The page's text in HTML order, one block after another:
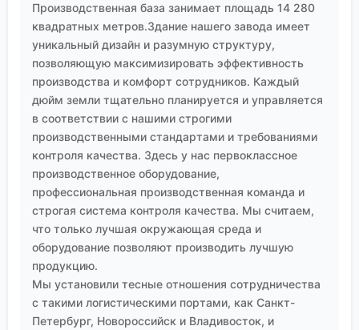
агентдля реакции гидросилилирования. Всё шло
хорошо, пока не попробовали наносить смесь
методом литья под давлением. В какой-то момент
изделия начали выходить с ?рыбьими глазами? —
мелкими неотверждёнными включениями. Долго
искали причину: и сырьё проверяли, и
оборудование. В конце концов выяснилось, что в
цехе использовали сжатый воздух от общей линии,
которая также обслуживала участок
механической обработки, и в воздухе
присутствовали микрокапли смазочно-
охлаждающей жидкости на основе некоторых
аминов. Эти амины, попав в силиконовую смесь,
выступали ядами для катализатора платины,
локально дезактивируя его. Проблему решили
установкой дополнительных фильтров на
Производственная база занимает площадь 14 280
квадратных метров.Здание нашего завода имеет
уникальный дизайн и разумную структуру,
позволяющую максимизировать эффективность
производства и комфорт сотрудников. Каждый
дюйм земли тщательно планируется и управляется
в соответствии с нашими строгими
производственными стандартами и требованиями
контроля качества. Здесь у нас первоклассное
производственное оборудование,
профессиональная производственная команда и
строгая система контроля качества. Мы считаем,
что только лучшая окружающая среда и
оборудование позволяют производить лучшую
продукцию.
Мы установили тесные отношения сотрудничества
с такими логистическими портами, как Санкт-
Петербург, Новороссийск и Владивосток, и